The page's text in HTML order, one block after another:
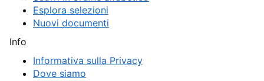
Esplora selezioni
Nuovi documenti
Info
Informativa sulla Privacy
Dove siamo